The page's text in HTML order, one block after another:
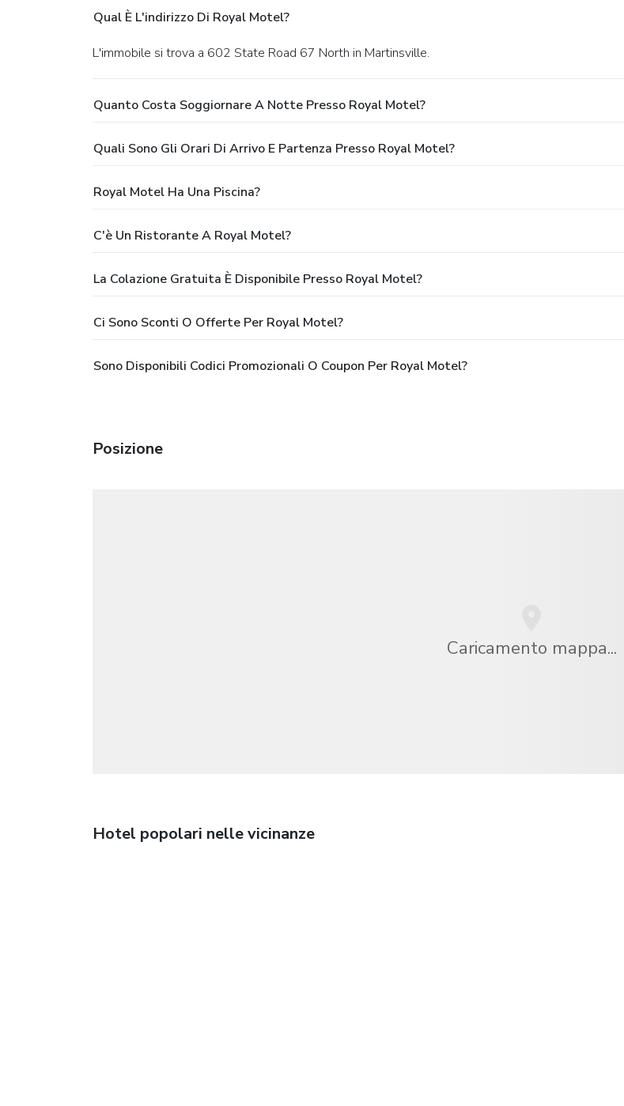
Qual È L'indirizzo Di Royal Motel?
L'immobile si trova a 602 State Road 67 North in Martinsville.
Quanto Costa Soggiornare A Notte Presso Royal Motel?
Quali Sono Gli Orari Di Arrivo E Partenza Presso Royal Motel?
Royal Motel Ha Una Piscina?
C'è Un Ristorante A Royal Motel?
La Colazione Gratuita È Disponibile Presso Royal Motel?
Ci Sono Sconti O Offerte Per Royal Motel?
Sono Disponibili Codici Promozionali O Coupon Per Royal Motel?
Posizione
Caricamento mappa...
Hotel popolari nelle vicinanze